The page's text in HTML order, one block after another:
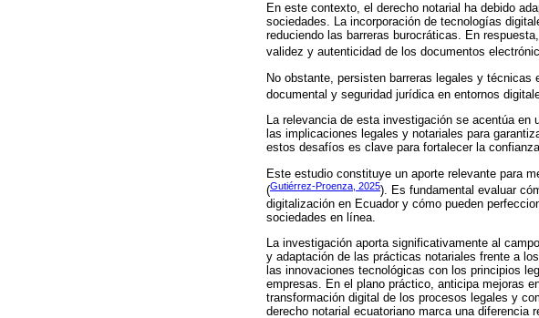
En este contexto, el derecho notarial ha debido
sociedades. La incorporación de tecnologías
reduciendo las barreras burocráticas. En
validez y autenticidad de los documentos
No obstante, persisten barreras legales y
documental y seguridad jurídica en entornos
La relevancia de esta investigación se acentúa
las implicaciones legales y notariales para
estos desafíos es clave para fortalecer la
Este estudio constituye un aporte relevante para
(Gutiérrez-Proenza, 2025). Es fundamental evaluar
digitalización en Ecuador y cómo pueden
sociedades en línea.
La investigación aporta significativamente al
y adaptación de las prácticas notariales frente a
las innovaciones tecnológicas con los principios
empresas. En el plano práctico, anticipa mejoras
transformación digital de los procesos legales y
derecho notarial ecuatoriano marca una diferencia